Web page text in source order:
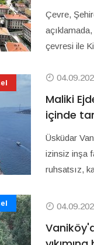
Çevre,
çevresi ile
Maliki
içinde
Üsküdar
izinsiz inşa
ruhsatsız,